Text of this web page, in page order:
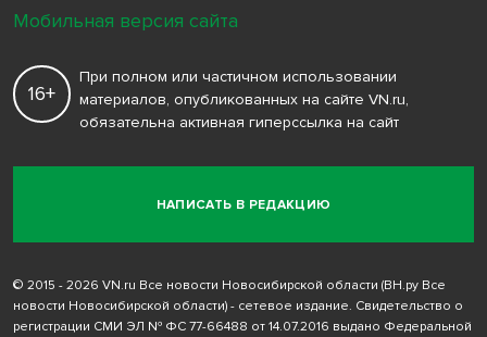
НАПИСАТЬ В РЕДАКЦИЮ
16+
При полном или частичном использовании
материалов, опубликованных на сайте VN.ru,
обязательна активная гиперссылка на сайт
© 2015 - 2026 VN.ru Все новости Новосибирской области (ВН.ру Все
новости Новосибирской области) - сетевое издание. Свидетельство о
регистрации СМИ ЭЛ № ФС 77-66488 от 14.07.2016 выдано Федеральной
Мобильная версия сайта